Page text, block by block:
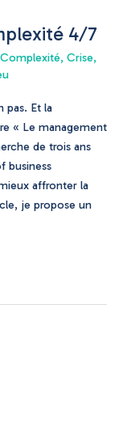
4/7
Complexité, Crise,
pas. Et la
« Le management
de trois ans
business
affronter la
je propose un